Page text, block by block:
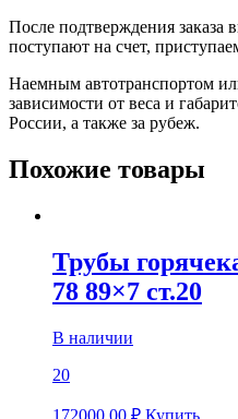
После подтверждения заказа
поступают на счет,
Наемным автотранспортом
зависимости от веса и
России, а также за рубеж.
Похожие товары
Трубы
78 89×7 ст.20
В наличии
20
172000,00 ₽ Купить